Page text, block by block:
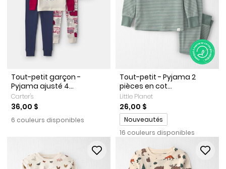
Tout-petit garçon -
Pyjama ajusté 4...
Carter's
36,00 $
6 couleurs disponibles
Tout-petit - Pyjama 2
pièces en cot...
Little Planet
26,00 $
Promotions
Nouveautés
16 couleurs disponibles